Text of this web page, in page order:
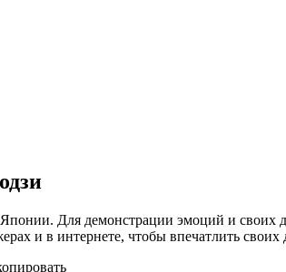
Для демонстрации эмоций и своих
и в интернете, чтобы впечатлить своих